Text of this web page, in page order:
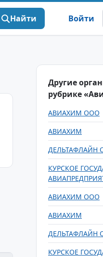
Найти Войти
Другие
рубрике
АВИАХИМ ООО
АВИАХИМ
ДЕЛЬТАФЛАЙН
КУРСКОЕ
АВИАХИМ ООО
АВИАХИМ
ДЕЛЬТАФЛАЙН
КУРСКОЕ